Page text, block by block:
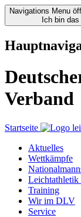
Navigations Menu
Ich bin
Verband
Startseite
Aktuelles
Wettkämpfe
Training
Wir im DLV
Service